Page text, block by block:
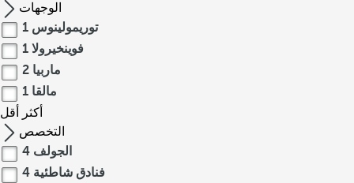
الوجهات
توريمولينوس 1
فوينخيرولا 1
ماربيا 2
مالقا 1
أكثر
أقل
التخصص
الجولف 4
فنادق شاطئية 4
ل
ت
ق
ا
ي
د
ا
ل